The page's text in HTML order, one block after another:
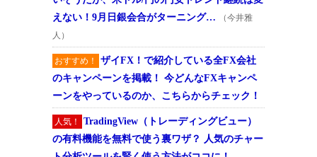
えない！9月日銀会合がターニング…
（今井雅
人）
おすすめ！
ザイFX！で紹介している全FX会社
のキャンペーンを掲載！ 今どんなFXキャンペ
ーンをやっているのか、こちらからチェック！
人気！
TradingView（トレーディングビュー）
の有料機能を無料で使う裏ワザ？ 人気のチャー